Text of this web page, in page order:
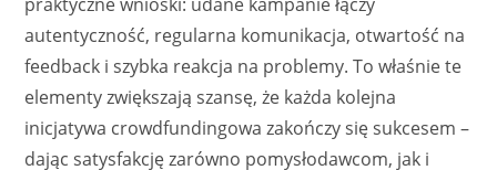
autentyczność, regularna komunikacja, otwartość na
feedback i szybka reakcja na problemy. To właśnie te
elementy zwiększają szansę, że każda kolejna
inicjatywa crowdfundingowa zakończy się sukcesem –
dając satysfakcję zarówno pomysłodawcom, jak i